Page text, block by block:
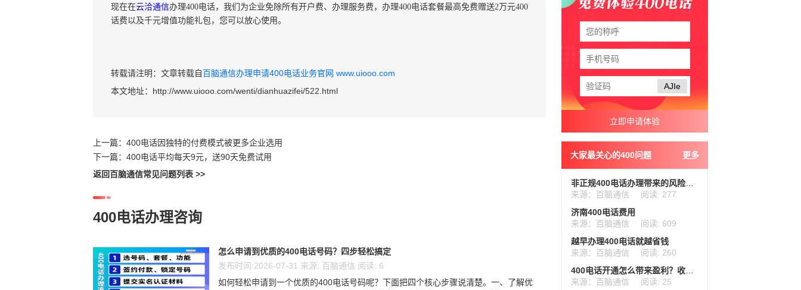
现在在云洽通信办理400电话，我们为企业免除所有开户费、办理服务费，办理400电话套餐最高免费赠送2万元400
话费以及千元增值功能礼包，您可以放心使用。
转载请注明：文章转载自百脑通信办理申请400电话业务官网 www.uiooo.com
本文地址： http://www.uiooo.com/wenti/dianhuazifei/522.html
上一篇： 400电话因独特的付费模式被更多企业选用
下一篇： 400电话平均每天9元，送90天免费试用
返回百脑通信常见问题列表 >>
400电话办理咨询
怎么申请到优质的400电话号码？四步轻松搞定
发布时间:2026-07-31 来源: 百脑通信 阅读: 6
如何轻松申请到一个优质的400电话号码呢？下面把四个核心步骤说清楚。一、了解优
AJIe
大家最关心的400问题 更多
非正规400电话办理带来的风险与后果
来源：百脑通信
阅读: 277
济南400电话费用
来源：百脑通信
阅读: 609
越早办理400电话就越省钱
来源：百脑通信
阅读: 260
来源：百脑通信
阅读: 25